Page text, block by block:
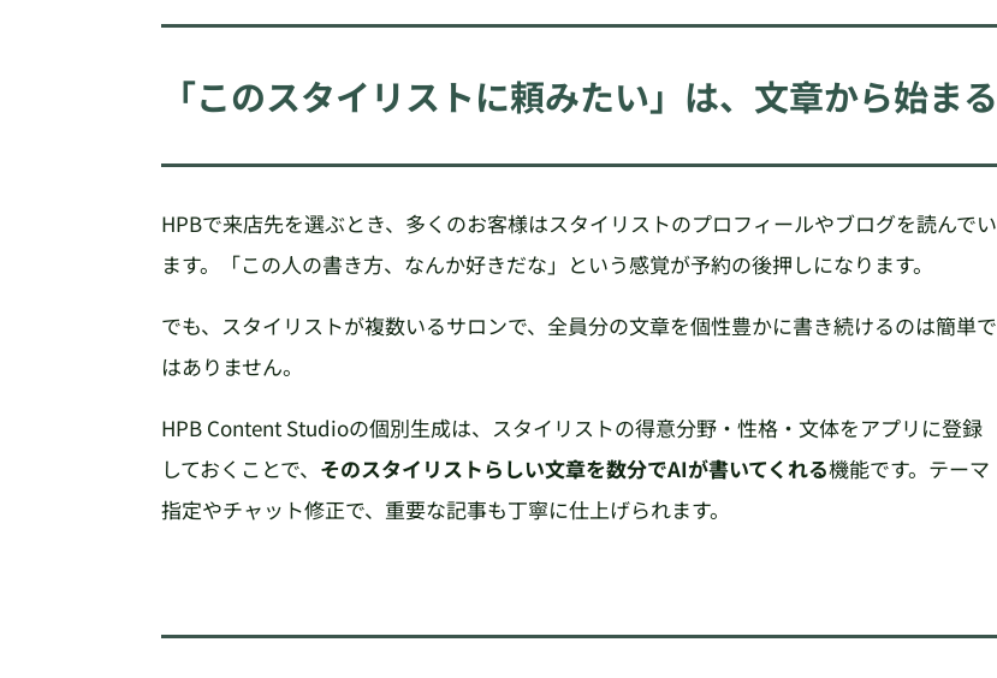
「このスタイリストに頼みたい」は、文章から始まる
HPBで来店先を選ぶとき、多くのお客様はスタイリストのプロフィールやブログを読んでい
ます。「この人の書き方、なんか好きだな」という感覚が予約の後押しになります。
でも、スタイリストが複数いるサロンで、全員分の文章を個性豊かに書き続けるのは簡単で
はありません。
HPB Content Studioの個別生成は、スタイリストの得意分野・性格・文体をアプリに登録
しておくことで、 そのスタイリストらしい文章を数分でAIが書いてくれる機能です。テーマ
指定やチャット修正で、重要な記事も丁寧に仕上げられます。